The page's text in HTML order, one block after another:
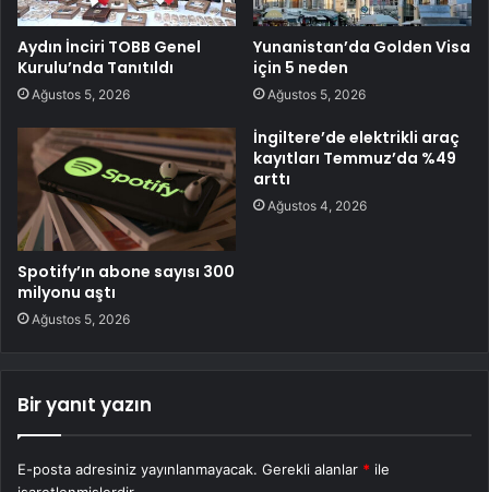
Aydın İnciri TOBB Genel
Kurulu’nda Tanıtıldı
Ağustos 5, 2026
Yunanistan’da Golden Visa
için 5 neden
Ağustos 5, 2026
Spotify’ın abone sayısı 300
milyonu aştı
Ağustos 5, 2026
İngiltere’de elektrikli araç
kayıtları Temmuz’da %49
arttı
Ağustos 4, 2026
Bir yanıt yazın
E-posta adresiniz yayınlanmayacak. Gerekli alanlar * ile